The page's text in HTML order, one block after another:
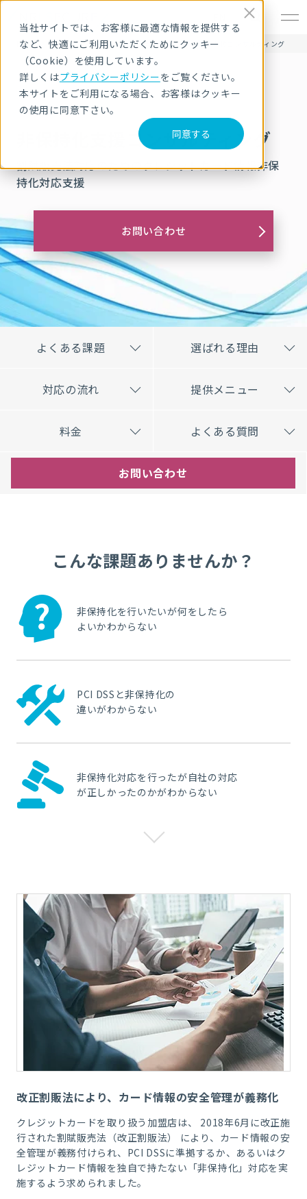
当社サイトでは、お客様に最適な情報を提供する
など、快適にご利用いただくためにクッキー
（Cookie）を使用しています。
詳しくはプライバシーポリシーをご覧ください。
本サイトをご利用になる場合、お客様はクッキー
の使用に同意下さい。
同意する
HOME サービス・製品 コンサルティング 非保持化支援コンサルティング
非保持化支援コンサルティング
割賦販売法対応のためのクレジットカード情報非保
持化対応支援
お問い合わせ
よくある課題 選ばれる理由
対応の流れ 提供メニュー
料金 よくある質問
お問い合わせ
こんな課題ありませんか？
非保持化を行いたいが何をしたら
よいかわからない
PCI DSSと非保持化の
違いがわからない
非保持化対応を行ったが自社の対応
が正しかったのかがわからない
改正割販法により、カード情報の安全管理が義務化
クレジットカードを取り扱う加盟店は、 2018年6月に改正施
行された割賦販売法（改正割販法） により、カード情報の安
全管理が義務付けられ、PCI DSSに準拠するか、あるいはク
レジットカード情報を独自で持たない「非保持化」対応を実
施するよう求められました。